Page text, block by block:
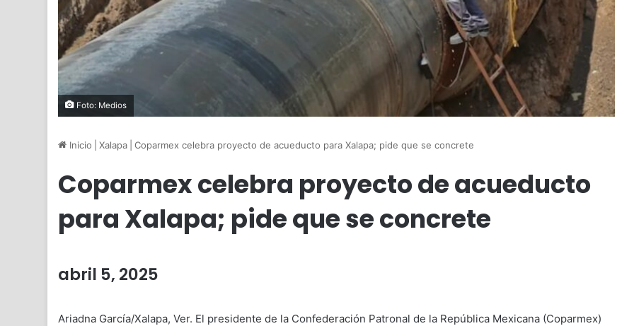
Foto: Medios
Inicio Xalapa Coparmex celebra proyecto de acueducto para Xalapa; pide que se concrete
Coparmex celebra proyecto de acueducto
para Xalapa; pide que se concrete
abril 5, 2025
Ariadna García/Xalapa, Ver. El presidente de la Confederación Patronal de la República Mexicana (Coparmex)